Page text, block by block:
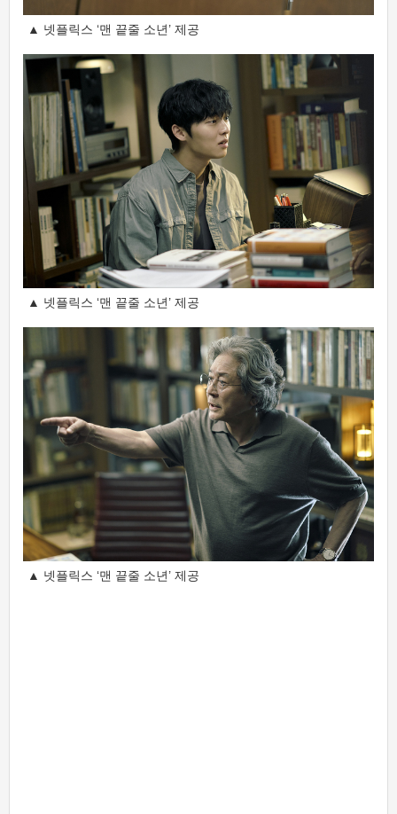
▲ 넷플릭스 ‘맨 끝줄 소년’ 제공
▲ 넷플릭스 ‘맨 끝줄 소년’ 제공
▲ 넷플릭스 ‘맨 끝줄 소년’ 제공